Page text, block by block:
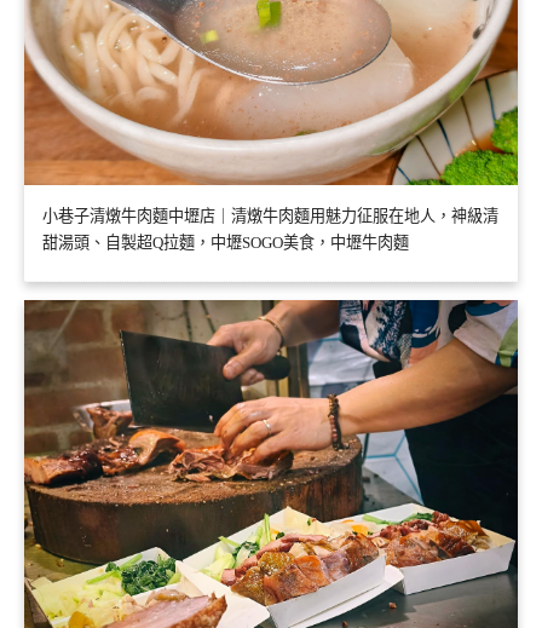
小巷子清燉牛肉麵中壢店｜清燉牛肉麵用魅力征服在地人，神級清
甜湯頭、自製超Q拉麵，中壢SOGO美食，中壢牛肉麵